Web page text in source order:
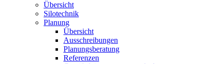
Übersicht
Silotechnik
Planung
Übersicht
Ausschreibungen
Planungsberatung
Referenzen